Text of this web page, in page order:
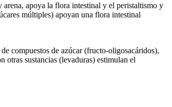
arena, apoya la flora intestinal y el peristaltismo y
múltiples) apoyan una flora intestinal
compuestos de azúcar (fructo-oligosacáridos),
otras sustancias (levaduras) estimulan el